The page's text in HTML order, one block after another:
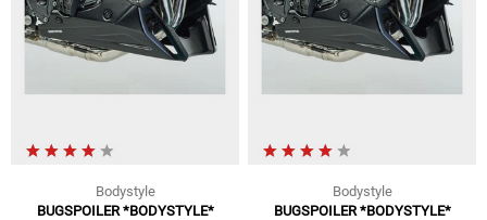
Bodystyle
BUGSPOILER *BODYSTYLE*
Bodystyle
BUGSPOILER *BODYSTYLE*